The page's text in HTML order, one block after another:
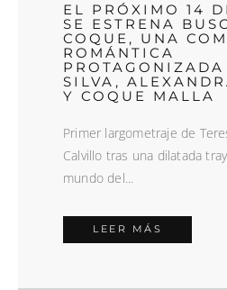
EL PRÓXIMO 14
SE ESTRENA
COQUE, UNA
ROMÁNTICA
SILVA,
Y COQUE MALLA
Primer largometraje de
Calvillo tras una dilatada
mundo del...
LEER MÁS